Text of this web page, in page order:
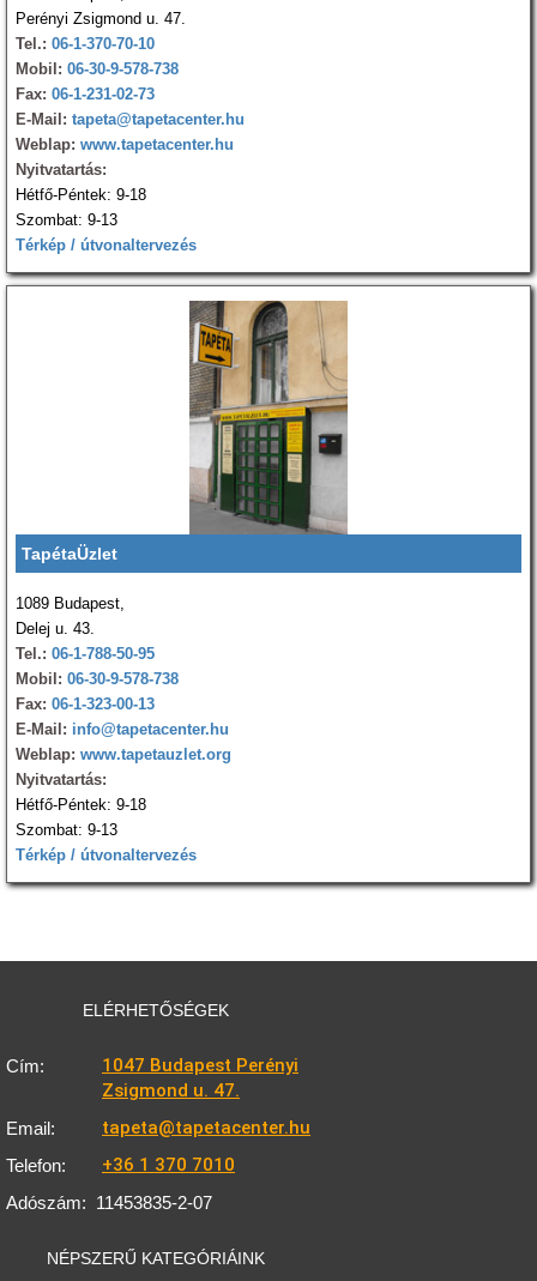
Perényi Zsigmond u. 47.
Tel.: 06-1-370-70-10
Mobil: 06-30-9-578-738
Fax: 06-1-231-02-73
E-Mail: tapeta@tapetacenter.hu
Weblap: www.tapetacenter.hu
Nyitvatartás:
Hétfő-Péntek: 9-18
Szombat: 9-13
Térkép / útvonaltervezés
TapétaÜzlet
1089 Budapest,
Delej u. 43.
Tel.: 06-1-788-50-95
Mobil: 06-30-9-578-738
Fax: 06-1-323-00-13
E-Mail: info@tapetacenter.hu
Weblap: www.tapetauzlet.org
Nyitvatartás:
Hétfő-Péntek: 9-18
Szombat: 9-13
Térkép / útvonaltervezés
ELÉRHETŐSÉGEK
Cím:
1047 Budapest Perényi
Zsigmond u. 47.
Email: tapeta@tapetacenter.hu
Telefon: +36 1 370 7010
Adószám: 11453835-2-07
NÉPSZERŰ KATEGÓRIÁINK